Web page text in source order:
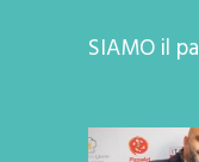
SIAMO il